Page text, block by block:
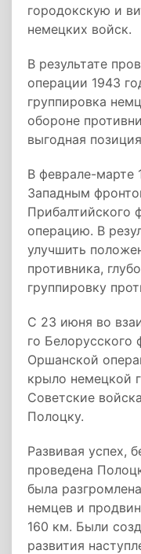
городокскую и
немецких войск.
В результате
операции 1943
группировка
обороне
выгодная
В феврале-марте
Западным
Прибалтийского
операцию. В
улучшить
противника,
группировку
С 23 июня во
го Белорусского
Оршанской
крыло немецкой
Советские
Полоцку.
Развивая успех,
проведена
была
немцев и
160 км. Были
развития